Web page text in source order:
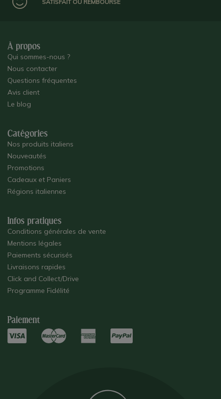
SATISFAIT OU REMBOURSÉ
À propos
Qui sommes-nous ?
Nous contacter
Questions fréquentes
Avis client
Le blog
Catégories
Nos produits italiens
Nouveautés
Promotions
Cadeaux et Paniers
Régions italiennes
Infos pratiques
Conditions générales de vente
Mentions légales
Paiements sécurisés
Livraisons rapides
Click and Collect/Drive
Programme Fidélité
Paiement